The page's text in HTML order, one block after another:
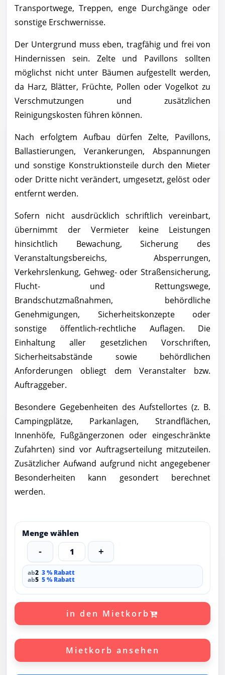
Transportwege, Treppen, enge Durchgänge oder
sonstige Erschwernisse.
Der Untergrund muss eben, tragfähig und frei von
Hindernissen sein. Zelte und Pavillons sollten
möglichst nicht unter Bäumen aufgestellt werden,
da Harz, Blätter, Früchte, Pollen oder Vogelkot zu
Verschmutzungen und zusätzlichen
Reinigungskosten führen können.
Nach erfolgtem Aufbau dürfen Zelte, Pavillons,
Ballastierungen, Verankerungen, Abspannungen
und sonstige Konstruktionsteile durch den Mieter
oder Dritte nicht verändert, umgesetzt, gelöst oder
entfernt werden.
Sofern nicht ausdrücklich schriftlich vereinbart,
übernimmt der Vermieter keine Leistungen
hinsichtlich Bewachung, Sicherung des
Veranstaltungsbereichs, Absperrungen,
Verkehrslenkung, Gehweg- oder Straßensicherung,
Flucht- und Rettungswege,
Brandschutzmaßnahmen, behördliche
Genehmigungen, Sicherheitskonzepte oder
sonstige öffentlich-rechtliche Auflagen. Die
Einhaltung aller gesetzlichen Vorschriften,
Sicherheitsabstände sowie behördlichen
Anforderungen obliegt dem Veranstalter bzw.
Auftraggeber.
Besondere Gegebenheiten des Aufstellortes (z. B.
Campingplätze, Parkanlagen, Strandflächen,
Innenhöfe, Fußgängerzonen oder eingeschränkte
Zufahrten) sind vor Auftragserteilung mitzuteilen.
Zusätzlicher Aufwand aufgrund nicht angegebener
Besonderheiten kann gesondert berechnet
werden.
Menge wählen
-
1 +
ab2 3 % Rabatt
ab5 5 % Rabatt
in den Mietkorb
Mietkorb ansehen